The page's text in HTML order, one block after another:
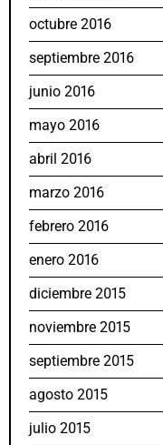
octubre 2016
septiembre 2016
junio 2016
mayo 2016
abril 2016
marzo 2016
febrero 2016
enero 2016
diciembre 2015
noviembre 2015
septiembre 2015
agosto 2015
julio 2015